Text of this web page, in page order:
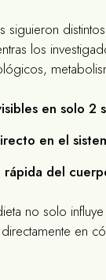
siguieron
los
en solo 2
en el
rápida del
no solo
en